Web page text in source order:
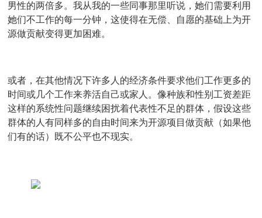
男性的两倍多。我从我的一些同事那里听说，她们需要利用
她们不工作的每一分钟，这使得在无偿、自愿的基础上为开
源做贡献变得更加困难。
或者，在其他情况下许多人的经济条件要求他们工作更多的
时间或几个工作来养活自己或家人。像种族和性别工资差距
这样的系统性问题继续困扰着代表性不足的群体，假设这些
群体的人有同样多的自由时间来为开源项目做贡献（如果他
们有的话）既不公平也不现实。